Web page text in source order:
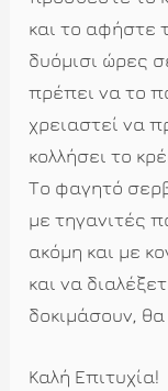
και το αφήστε
δυόμισι ώρες
πρέπει να το
χρειαστεί να
κολλήσει το
Το φαγητό
με τηγανιτές
ακόμη και με
και να
δοκιμάσουν,
Καλή Επιτυχία!